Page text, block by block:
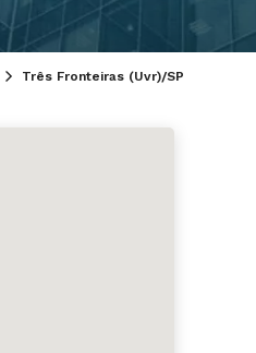
Três Fronteiras (Uvr)/SP